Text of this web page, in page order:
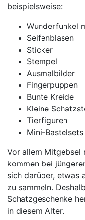
beispielsweise:
Wunderfunkel
Seifenblasen
Sticker
Stempel
Ausmalbilder
Fingerpuppen
Bunte Kreide
Kleine
Tierfiguren
Mini-Bastelsets
Vor allem Mitgebsel
kommen bei
sich darüber, etwas
zu sammeln.
Schatzgeschenke
in diesem Alter.